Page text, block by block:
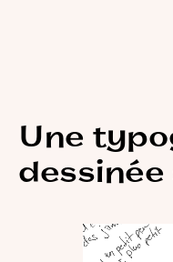
Une